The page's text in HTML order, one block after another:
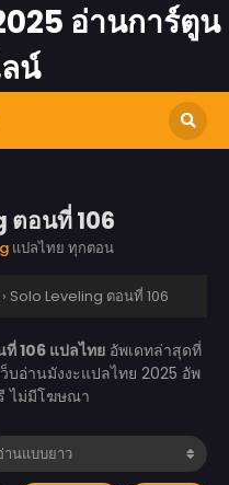
อ่านการ์ตูน
น์
ตอนที่ 106
แปลไทย ทุกตอน
› Solo Leveling ตอนที่ 106
106 แปลไทยอัพเดทล่าสุดที่
ว็บอ่านมังงะแปลไทย 2025 อัพ
ไม่มีโฆษณา